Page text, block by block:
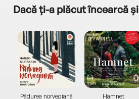
Dacă ți-a plăcut încearcă și
Pădurea norvegiană Hamnet